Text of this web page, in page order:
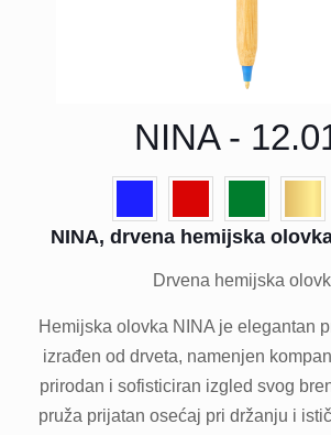
NINA -
NINA, drvena hemijska
Drvena hemijska
Hemijska olovka NINA je elegantan
izrađen od drveta, namenjen
prirodan i sofisticiran izgled svog
pruža prijatan osećaj pri držanju i